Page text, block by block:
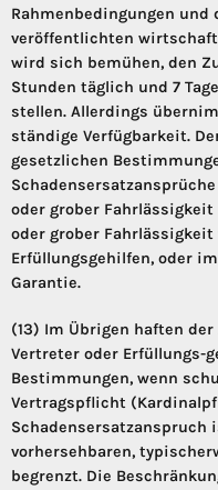
Rahmenbedingungen und
veröffentlichten
wird sich bemühen, den
Stunden täglich und 7
stellen. Allerdings
ständige Verfügbarkeit.
gesetzlichen
oder grober
oder grober
Erfüllungsgehilfen, oder
Garantie.
(13) Im Übrigen haften
Vertreter oder Erfüllungs-
Bestimmungen, wenn
Vertragspflicht
Schadensersatzanspruch
vorhersehbaren,
begrenzt. Die